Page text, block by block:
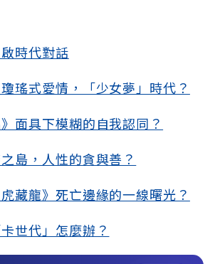
時代對話
瑤式愛情，「少女夢」時代？
面具下模糊的自我認同？
島，人性的貪與善？
藏龍》死亡邊緣的一線曙光？
世代」怎麼辦？